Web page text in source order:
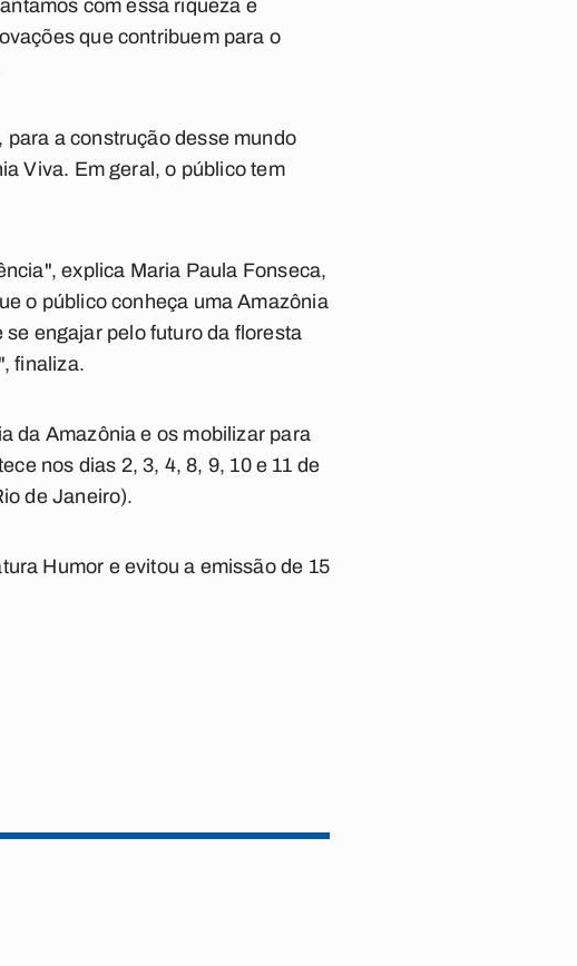
com essa riqueza e
que contribuem para o
a construção desse mundo
Viva. Em geral, o público tem
explica Maria Paula Fonseca,
o público conheça uma Amazônia
engajar pelo futuro da floresta
finaliza.
da Amazônia e os mobilizar para
nos dias 2, 3, 4, 8, 9, 10 e 11 de
de Janeiro).
Humor e evitou a emissão de 15